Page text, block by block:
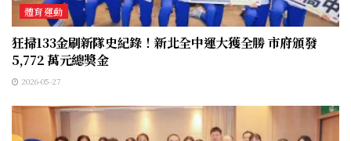
體育運動
狂掃133金刷新隊史紀錄！新北全中運大獲全勝 市府頒發
5,772 萬元總獎金
2026-05-27